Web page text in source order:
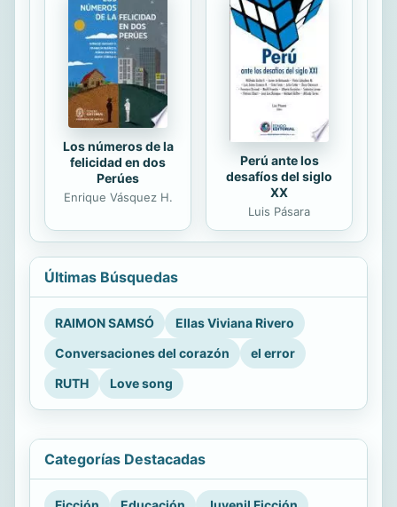
Los números de la
felicidad en dos
Perúes
Enrique Vásquez H.
Perú ante los
desafíos del siglo
XX
Luis Pásara
Últimas Búsquedas
RAIMON SAMSÓ
Ellas Viviana Rivero
Conversaciones del corazón
el error
RUTH
Love song
Categorías Destacadas